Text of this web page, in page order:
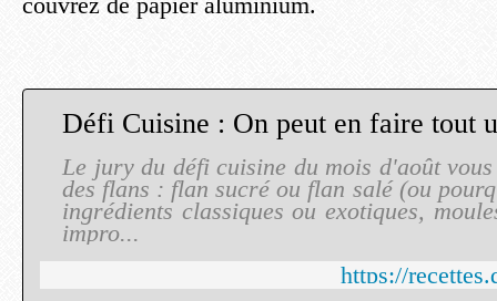
Défi Cuisine : On peut en faire tout
Le jury du défi cuisine du mois d'août
des flans : flan sucré ou flan salé (ou
ingrédients classiques ou exotiques,
impro...
https://